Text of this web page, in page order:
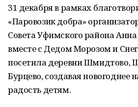
31 декабря в рамках
«Паровозик добра»
Совета Уфимского района
вместе с Дедом Морозом и
посетила деревни Шмидтово,
Бурцево, создавая новогоднее
радость детям.